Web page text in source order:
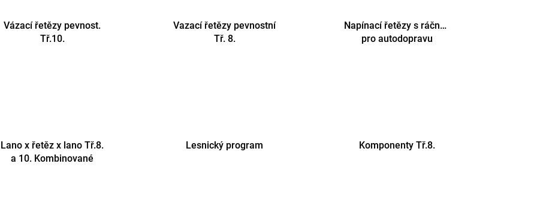
Vázací řetězy pevnost.
Tř.10.
Vazací řetězy pevnostní
Tř. 8.
Napínací řetězy s ráčnou
pro autodopravu
Lano x řetěz x lano Tř.8.
a 10. Kombinované
Lesnický program Komponenty Tř.8.